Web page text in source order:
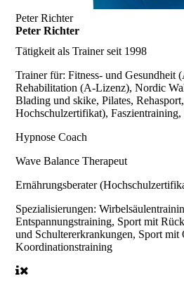
Peter Richter
Peter Richter
Tätigkeit als Trainer seit 1998
Trainer für:Fitness- und Gesundheit
Rehabilitation (A-Lizenz), Nordic
Blading und skike, Pilates,
Hochschulzertifikat), Faszientraining,
Hypnose Coach
Wave Balance Therapeut
Ernährungsberater
Spezialisierungen:
Entspannungstraining, Sport mit
und Schultererkrankungen, Sport mit
Koordinationstraining